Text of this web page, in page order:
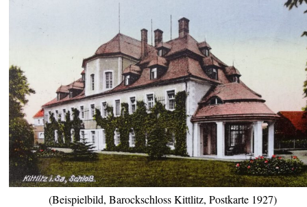
(Beispielbild, Barockschloss Kittlitz, Postkarte 1927)